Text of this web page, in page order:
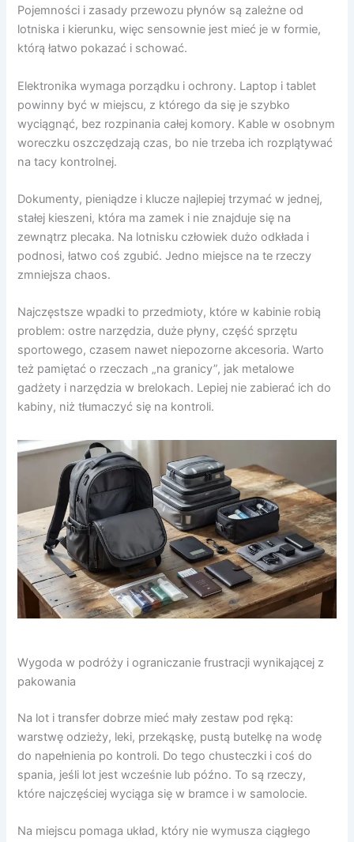
Pojemności i zasady przewozu płynów są zależne od
lotniska i kierunku, więc sensownie jest mieć je w formie,
którą łatwo pokazać i schować.
Elektronika wymaga porządku i ochrony. Laptop i tablet
powinny być w miejscu, z którego da się je szybko
wyciągnąć, bez rozpinania całej komory. Kable w osobnym
woreczku oszczędzają czas, bo nie trzeba ich rozplątywać
na tacy kontrolnej.
Dokumenty, pieniądze i klucze najlepiej trzymać w jednej,
stałej kieszeni, która ma zamek i nie znajduje się na
zewnątrz plecaka. Na lotnisku człowiek dużo odkłada i
podnosi, łatwo coś zgubić. Jedno miejsce na te rzeczy
zmniejsza chaos.
Najczęstsze wpadki to przedmioty, które w kabinie robią
problem: ostre narzędzia, duże płyny, część sprzętu
sportowego, czasem nawet niepozorne akcesoria. Warto
też pamiętać o rzeczach „na granicy”, jak metalowe
gadżety i narzędzia w brelokach. Lepiej nie zabierać ich do
kabiny, niż tłumaczyć się na kontroli.
Wygoda w podróży i ograniczanie frustracji wynikającej z
pakowania
Na lot i transfer dobrze mieć mały zestaw pod ręką:
warstwę odzieży, leki, przekąskę, pustą butelkę na wodę
do napełnienia po kontroli. Do tego chusteczki i coś do
spania, jeśli lot jest wcześnie lub późno. To są rzeczy,
które najczęściej wyciąga się w bramce i w samolocie.
Na miejscu pomaga układ, który nie wymusza ciągłego